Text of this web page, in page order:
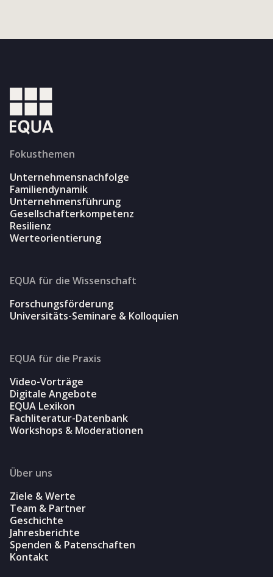
Fokusthemen
Unternehmensnachfolge
Familiendynamik
Unternehmensführung
Gesellschafterkompetenz
Resilienz
Werteorientierung
EQUA für die Wissenschaft
Forschungsförderung
Universitäts-Seminare & Kolloquien
EQUA für die Praxis
Video-Vorträge
Digitale Angebote
EQUA Lexikon
Fachliteratur-Datenbank
Workshops & Moderationen
Über uns
Ziele & Werte
Team & Partner
Geschichte
Jahresberichte
Spenden & Patenschaften
Kontakt